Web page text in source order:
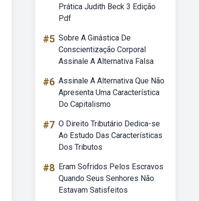
Prática Judith Beck 3 Edição
Pdf
#5 Sobre A Ginástica De
Conscientização Corporal
Assinale A Alternativa Falsa
#6 Assinale A Alternativa Que Não
Apresenta Uma Característica
Do Capitalismo
#7 O Direito Tributário Dedica-se
Ao Estudo Das Características
Dos Tributos
#8 Eram Sofridos Pelos Escravos
Quando Seus Senhores Não
Estavam Satisfeitos